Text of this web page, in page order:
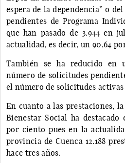
espera de la dependencia” o
pendientes de Programa
que han pasado de 3.944 en
actualidad, es decir, un 90,64
También se ha reducido en
número de solicitudes
el número de solicitudes activas
En cuanto a las prestaciones,
Bienestar Social ha destacado
por ciento pues en la
provincia de Cuenca 12.188
hace tres años.